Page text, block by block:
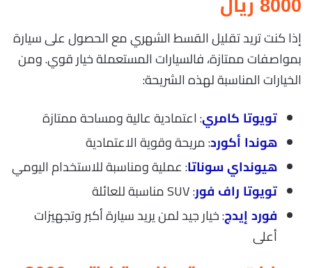
8000 ريال
إذا كنت تريد تقليل القسط الشهري مع الحصول على سيارة
بمواصفات ممتازة، فالسيارات المستعملة خيار قوي. ومن
الخيارات المناسبة لهذه الشريحة:
تويوتا كامري: اعتمادية عالية ومساحة ممتازة
هوندا أكورد: مريحة وقوية الاعتمادية
هيونداي سوناتا: عملية ومناسبة للاستخدام اليومي
تويوتا راف فور: SUV مناسبة للعائلة
فورد إيدج: خيار جيد لمن يريد سيارة أكبر وتجهيزات
أعلى